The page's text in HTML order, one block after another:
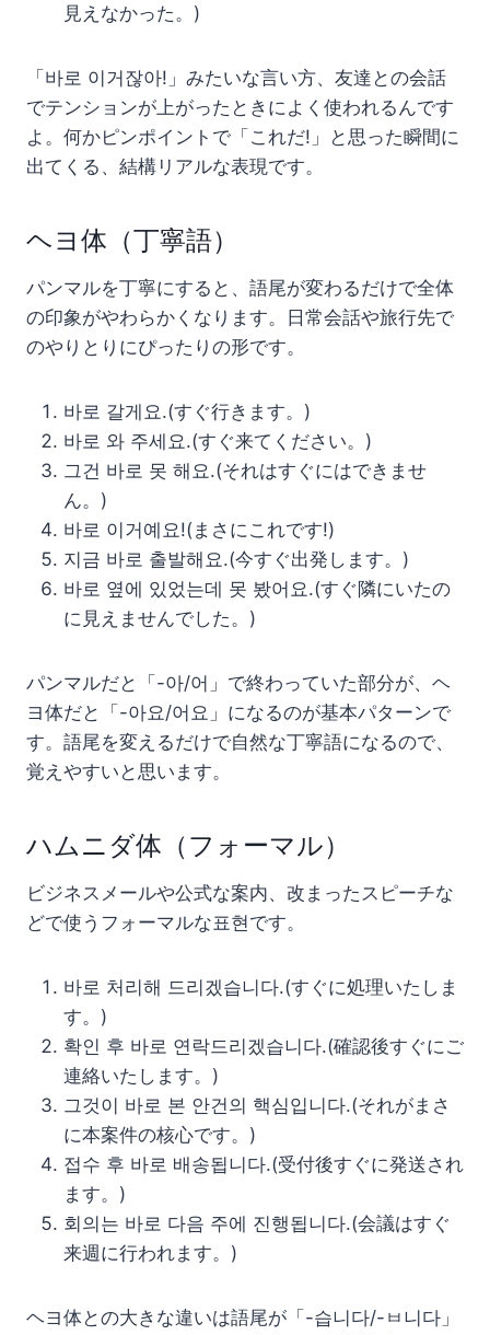
見えなかった。)
「바로 이거잖아!」みたいな言い方、友達との会話
でテンションが上がったときによく使われるんです
よ。何かピンポイントで「これだ!」と思った瞬間に
出てくる、結構リアルな表現です。
ヘヨ体（丁寧語）
パンマルを丁寧にすると、語尾が変わるだけで全体
の印象がやわらかくなります。日常会話や旅行先で
のやりとりにぴったりの形です。
바로 갈게요.(すぐ行きます。)
바로 와 주세요.(すぐ来てください。)
그건 바로 못 해요.(それはすぐにはできませ
ん。)
바로 이거예요!(まさにこれです!)
지금 바로 출발해요.(今すぐ出発します。)
바로 옆에 있었는데 못 봤어요.(すぐ隣にいたの
に見えませんでした。)
パンマルだと「-아/어」で終わっていた部分が、ヘ
ヨ体だと「-아요/어요」になるのが基本パターンで
す。語尾を変えるだけで自然な丁寧語になるので、
覚えやすいと思います。
ハムニダ体（フォーマル）
ビジネスメールや公式な案内、改まったスピーチな
どで使うフォーマルな표현です。
바로 처리해 드리겠습니다.(すぐに処理いたしま
す。)
확인 후 바로 연락드리겠습니다.(確認後すぐにご
連絡いたします。)
그것이 바로 본 안건의 핵심입니다.(それがまさ
に本案件の核心です。)
접수 후 바로 배송됩니다.(受付後すぐに発送され
ます。)
회의는 바로 다음 주에 진행됩니다.(会議はすぐ
来週に行われます。)
ヘヨ体との大きな違いは語尾が「-습니다/-ㅂ니다」